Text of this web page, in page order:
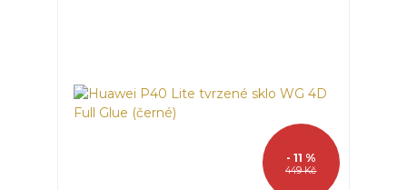
449 Kč
- 11 %